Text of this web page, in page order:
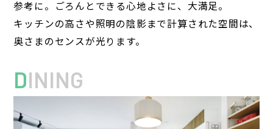
参考に。ごろんとできる心地よさに、大満足。
キッチンの高さや照明の陰影まで計算された空間は、
奥さまのセンスが光ります。
DINING